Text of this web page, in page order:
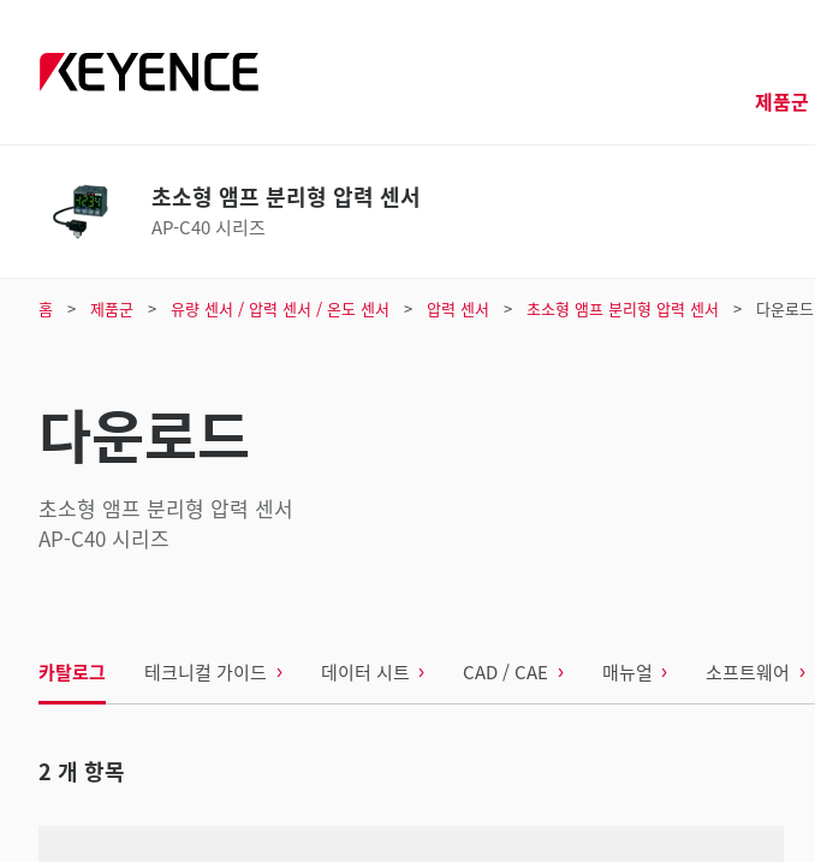
제품군
초소형 앰프 분리형 압력 센서
AP-C40 시리즈
홈 제품군 유량 센서 / 압력 센서 / 온도 센서 압력 센서 초소형 앰프 분리형 압력 센서 다운로드
다운로드
초소형 앰프 분리형 압력 센서
AP-C40 시리즈
카탈로그 테크니컬 가이드 데이터 시트 CAD / CAE 매뉴얼 소프트웨어
2 개 항목